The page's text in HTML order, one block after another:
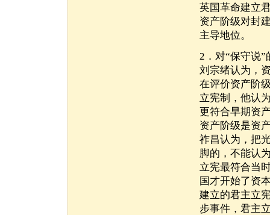
英国革命建立
资产阶级对封
主导地位。
2．对“保守说”
刘宗绪认为，
在评价资产阶
立宪制，他认
更符合早期资
资产阶级是资
祚昌认为，把
脚的，不能认
立宪最符合当
国才开始了资
建立的君主立
步事件，君主